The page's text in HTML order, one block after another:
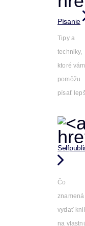
Písanie
Tipy a
techniky,
ktoré vám
pomôžu
písať
Čo
znamená
vydať
na